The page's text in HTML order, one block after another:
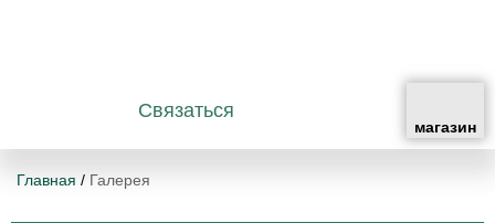
Связаться
Главная / Галерея